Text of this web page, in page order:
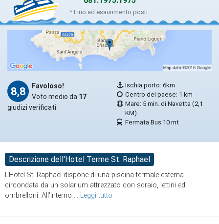
* Fino ad esaurimento posti.
8,8
Favoloso!
Voto medio da 17
giudizi verificati
Ischia porto: 6km
Centro del paese: 1 km
Mare: 5 min. di Navetta (2,1
KM)
Fermata Bus 10 mt
Descrizione dell'Hotel Terme St. Raphael
L'Hotel St. Raphael dispone di una piscina termale esterna
circondata da un solarium attrezzato con sdraio, lettini ed
ombrelloni. All'interno ... Leggi tutto